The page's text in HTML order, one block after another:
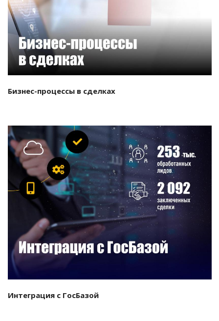
Бизнес-процессы в сделках
Смотреть проект
Интеграция с ГосБазой